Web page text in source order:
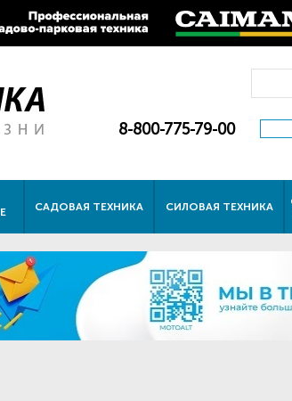
8-800-775-79-00
САДОВАЯ ТЕХНИКА СИЛОВАЯ ТЕХНИКА